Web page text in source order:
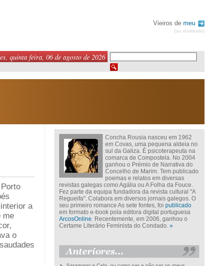
Vieiros de meu
(ou rexistrate)
quinta feira, 06 de agosto de 2026
a
me
o
Concha Rousia nasceu em 1962
em Covas, uma pequena aldeia no
sul da Galiza. É psicoterapeuta na
comarca de Compostela. No 2004
ganhou o Prémio de Narrativa do
Concelho de Marim. Tem publicado
poemas e relatos em diversas
revistas galegas como Agália ou A Folha da Fouce.
Fez parte da equipa fundadora da revista cultural "A
Regueifa". Colabora em diversos jornais galegos. O
seu primeiro romance As sete fontes, foi publicado
em formato e-book pola editora digital portuguesa
ArcosOnline. Recentemente, em 2006, ganhou o
Certame Literário Feminista do Condado. »